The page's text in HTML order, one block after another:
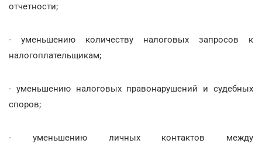
отчетности;
- уменьшению количеству налоговых запросов к
налогоплательщикам;
- уменьшению налоговых правонарушений и судебных
споров;
- уменьшению личных контактов между